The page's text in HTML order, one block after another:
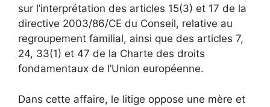
sur l’interprétation des articles 15(3) et 17 de la
directive 2003/86/CE du Conseil, relative au
regroupement familial, ainsi que des articles 7,
24, 33(1) et 47 de la Charte des droits
fondamentaux de l’Union européenne.
Dans cette affaire, le litige oppose une mère et